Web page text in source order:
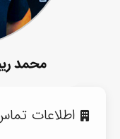
محمد
اطلاعات